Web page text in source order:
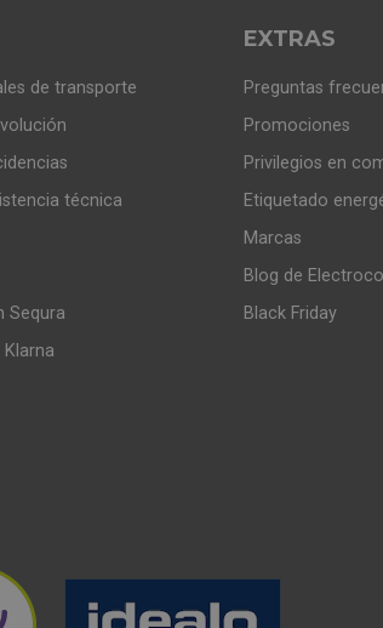
de transporte
técnica
Sequra
EXTRAS
Preguntas
Promociones
Privilegios en
Etiquetado
Marcas
Blog de
Black Friday